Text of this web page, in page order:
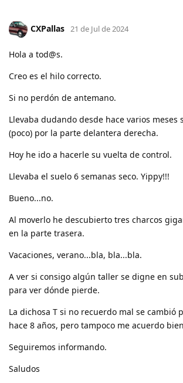
CXPallas 21 de Jul de 2024
Hola a tod@s.
Creo es el hilo correcto.
Si no perdón de antemano.
Llevaba dudando desde hace varios meses
(poco) por la parte delantera derecha.
Hoy he ido a hacerle su vuelta de control.
Llevaba el suelo 6 semanas seco. Yippy!!!
Bueno...no.
Al moverlo he descubierto tres charcos
en la parte trasera.
Vacaciones, verano...bla, bla...bla.
A ver si consigo algún taller se digne en
para ver dónde pierde.
La dichosa T si no recuerdo mal se cambió
hace 8 años, pero tampoco me acuerdo
Seguiremos informando.
Saludos